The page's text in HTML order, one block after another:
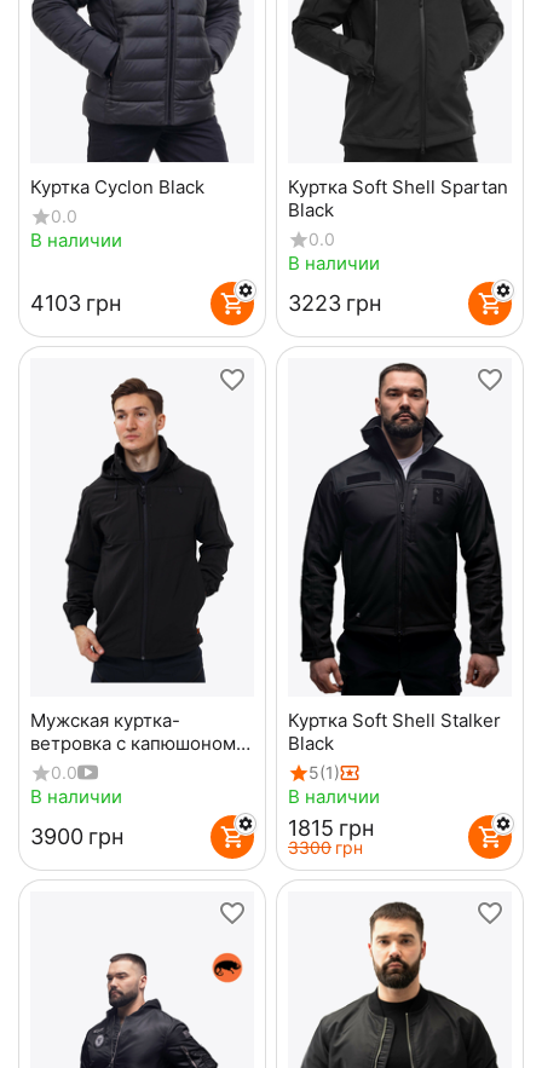
Куртка Cyclon Black
0.0
В наличии
‍4103‍ грн
Куртка Soft Shell Spartan
Black
0.0
В наличии
‍3223‍ грн
Мужская куртка-
ветровка с капюшоном
Breeze Gen 2 Black
0.0
В наличии
‍3900‍ грн
Куртка Soft Shell Stalker
Black
5(1)
В наличии
‍1815‍ грн
‍3300‍ грн